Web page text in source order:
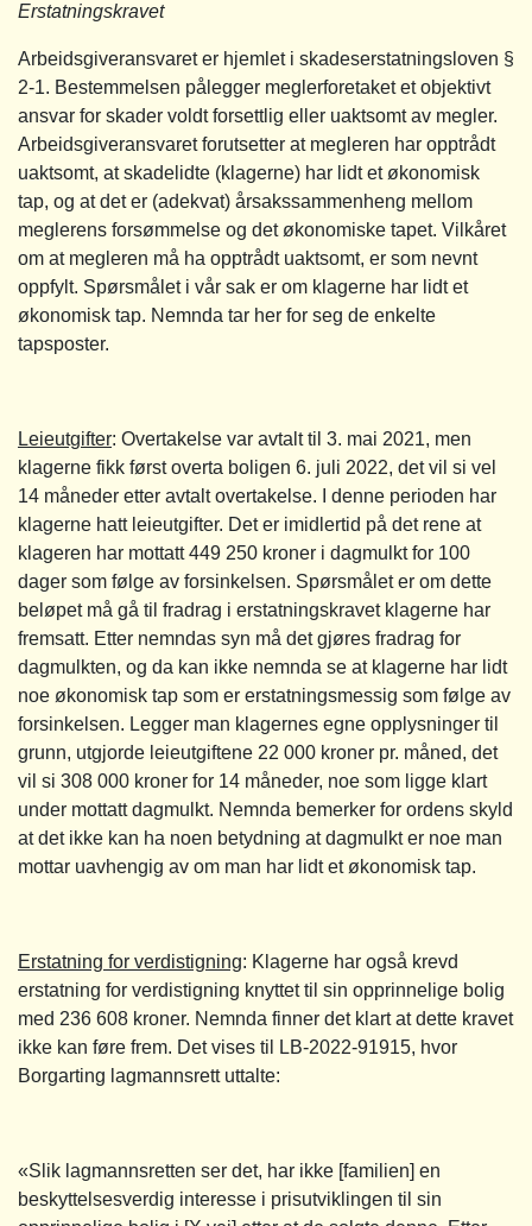
Erstatningskravet
Arbeidsgiveransvaret er hjemlet i skadeserstatningsloven §
2-1. Bestemmelsen pålegger meglerforetaket et objektivt
ansvar for skader voldt forsettlig eller uaktsomt av megler.
Arbeidsgiveransvaret forutsetter at megleren har opptrådt
uaktsomt, at skadelidte (klagerne) har lidt et økonomisk
tap, og at det er (adekvat) årsakssammenheng mellom
meglerens forsømmelse og det økonomiske tapet. Vilkåret
om at megleren må ha opptrådt uaktsomt, er som nevnt
oppfylt. Spørsmålet i vår sak er om klagerne har lidt et
økonomisk tap. Nemnda tar her for seg de enkelte
tapsposter.
Leieutgifter: Overtakelse var avtalt til 3. mai 2021, men
klagerne fikk først overta boligen 6. juli 2022, det vil si vel
14 måneder etter avtalt overtakelse. I denne perioden har
klagerne hatt leieutgifter. Det er imidlertid på det rene at
klageren har mottatt 449 250 kroner i dagmulkt for 100
dager som følge av forsinkelsen. Spørsmålet er om dette
beløpet må gå til fradrag i erstatningskravet klagerne har
fremsatt. Etter nemndas syn må det gjøres fradrag for
dagmulkten, og da kan ikke nemnda se at klagerne har lidt
noe økonomisk tap som er erstatningsmessig som følge av
forsinkelsen. Legger man klagernes egne opplysninger til
grunn, utgjorde leieutgiftene 22 000 kroner pr. måned, det
vil si 308 000 kroner for 14 måneder, noe som ligge klart
under mottatt dagmulkt. Nemnda bemerker for ordens skyld
at det ikke kan ha noen betydning at dagmulkt er noe man
mottar uavhengig av om man har lidt et økonomisk tap.
Erstatning for verdistigning: Klagerne har også krevd
erstatning for verdistigning knyttet til sin opprinnelige bolig
med 236 608 kroner. Nemnda finner det klart at dette kravet
ikke kan føre frem. Det vises til LB-2022-91915, hvor
Borgarting lagmannsrett uttalte:
«Slik lagmannsretten ser det, har ikke [familien] en
beskyttelsesverdig interesse i prisutviklingen til sin